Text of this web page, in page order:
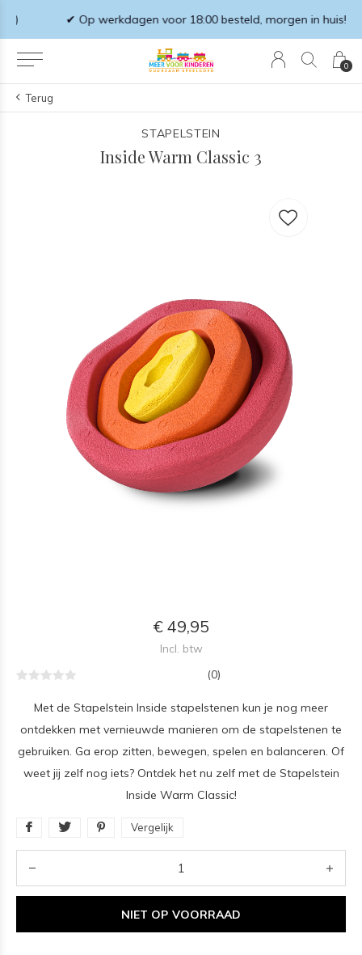
0
✔ Op werkdagen voor 18:00 besteld, morgen in huis!
Terug
STAPELSTEIN
Inside Warm Classic 3
€ 49,95
Incl. btw
(0)
Met de Stapelstein Inside stapelstenen kun je nog meer
ontdekken met vernieuwde manieren om de stapelstenen te
gebruiken. Ga erop zitten, bewegen, spelen en balanceren. Of
weet jij zelf nog iets? Ontdek het nu zelf met de Stapelstein
Inside Warm Classic!
Vergelijk
NIET OP VOORRAAD